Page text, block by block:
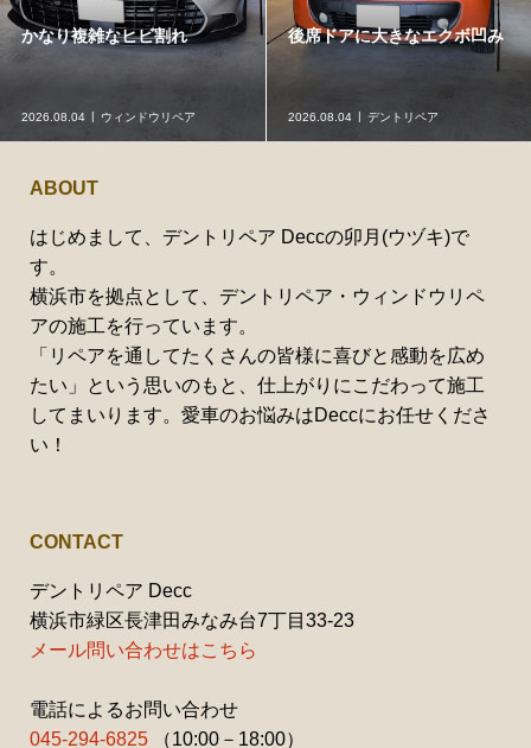
かなり複雑なヒビ割れ
2026.08.04 ウィンドウリペア
後席ドアに大きなエクボ凹み
2026.08.04 デントリペア
ABOUT
はじめまして、デントリペア Deccの卯月(ウヅキ)で
す。
横浜市を拠点として、デントリペア・ウィンドウリペ
アの施工を行っています。
「リペアを通してたくさんの皆様に喜びと感動を広め
たい」という思いのもと、仕上がりにこだわって施工
してまいります。愛車のお悩みはDeccにお任せくださ
い！
CONTACT
デントリペア Decc
横浜市緑区長津田みなみ台7丁目33-23
メール問い合わせはこちら
電話によるお問い合わせ
045-294-6825（10:00－18:00）